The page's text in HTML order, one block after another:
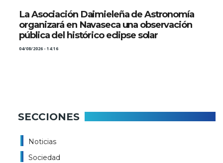
La Asociación Daimieleña de Astronomía
organizará en Navaseca una observación
pública del histórico eclipse solar
04/08/2026 - 14:16
SECCIONES
Noticias
Sociedad